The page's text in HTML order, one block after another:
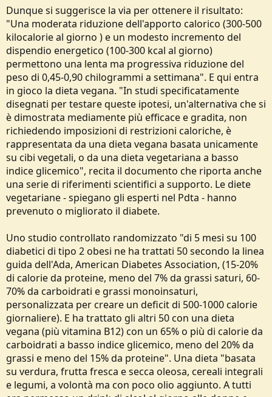
Dunque si suggerisce la via per ottenere il risultato:
"Una moderata riduzione dell'apporto calorico (300-500
kilocalorie al giorno ) e un modesto incremento del
dispendio energetico (100-300 kcal al giorno)
permettono una lenta ma progressiva riduzione del
peso di 0,45-0,90 chilogrammi a settimana". E qui entra
in gioco la dieta vegana. "In studi specificatamente
disegnati per testare queste ipotesi, un'alternativa che si
è dimostrata mediamente più efficace e gradita, non
richiedendo imposizioni di restrizioni caloriche, è
rappresentata da una dieta vegana basata unicamente
su cibi vegetali, o da una dieta vegetariana a basso
indice glicemico", recita il documento che riporta anche
una serie di riferimenti scientifici a supporto. Le diete
vegetariane - spiegano gli esperti nel Pdta - hanno
prevenuto o migliorato il diabete.
Uno studio controllato randomizzato "di 5 mesi su 100
diabetici di tipo 2 obesi ne ha trattati 50 secondo la linea
guida dell'Ada, American Diabetes Association, (15-20%
di calorie da proteine, meno del 7% da grassi saturi, 60-
70% da carboidrati e grassi monoinsaturi,
personalizzata per creare un deficit di 500-1000 calorie
giornaliere). E ha trattato gli altri 50 con una dieta
vegana (più vitamina B12) con un 65% o più di calorie da
carboidrati a basso indice glicemico, meno del 20% da
grassi e meno del 15% da proteine". Una dieta "basata
su verdura, frutta fresca e secca oleosa, cereali integrali
e legumi, a volontà ma con poco olio aggiunto. A tutti